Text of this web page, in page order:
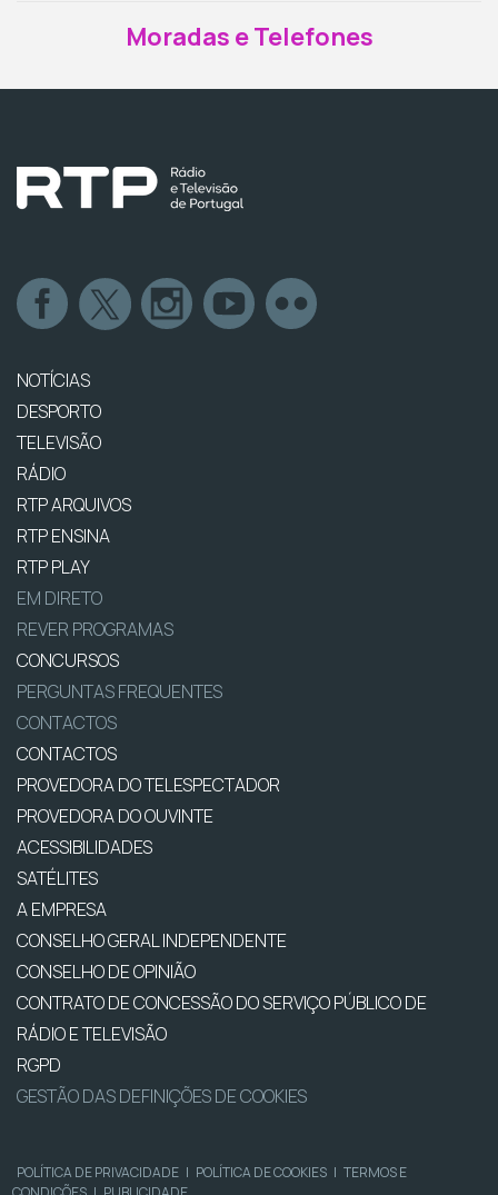
Moradas e Telefones
NOTÍCIAS
DESPORTO
TELEVISÃO
RÁDIO
RTP ARQUIVOS
RTP ENSINA
RTP PLAY
EM DIRETO
REVER PROGRAMAS
CONCURSOS
PERGUNTAS FREQUENTES
CONTACTOS
CONTACTOS
PROVEDORA DO TELESPECTADOR
PROVEDORA DO OUVINTE
ACESSIBILIDADES
SATÉLITES
A EMPRESA
CONSELHO GERAL INDEPENDENTE
CONSELHO DE OPINIÃO
CONTRATO DE CONCESSÃO DO SERVIÇO PÚBLICO DE
RÁDIO E TELEVISÃO
RGPD
GESTÃO DAS DEFINIÇÕES DE COOKIES
POLÍTICA DE PRIVACIDADE | POLÍTICA DE COOKIES | TERMOS E